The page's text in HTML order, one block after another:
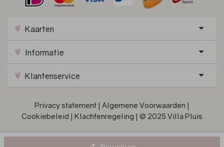
Kaarten
Informatie
Klantenservice
Privacy statement | Algemene Voorwaarden |
Cookiebeleid | Klachtenregeling | © 2025 Villa Pluis